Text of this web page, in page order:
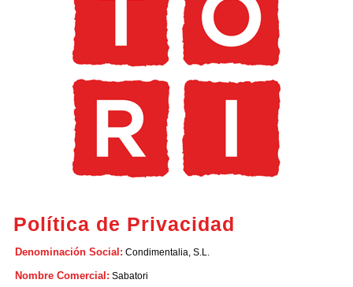
Política de Privacidad
Denominación Social: Condimentalia, S.L.
Nombre Comercial: Sabatori